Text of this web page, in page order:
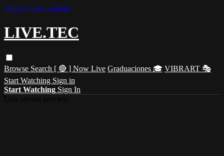
Skip to main content
LIVE.TEC
Browse Search [ 🔴 ] Now Live Graduaciones 🎓 VIBRART 🎭
Start Watching Sign in
Start Watching Sign In